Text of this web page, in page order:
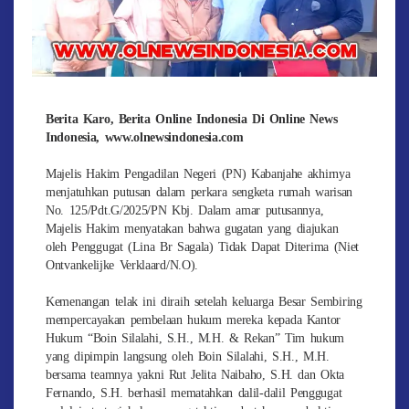
Berita Karo, Berita Online Indonesia Di Online News
Indonesia, www.olnewsindonesia.com
Majelis Hakim Pengadilan Negeri (PN) Kabanjahe akhirnya
menjatuhkan putusan dalam perkara sengketa rumah warisan
No. 125/Pdt.G/2025/PN Kbj. Dalam amar putusannya,
Majelis Hakim menyatakan bahwa gugatan yang diajukan
oleh Penggugat (Lina Br Sagala) Tidak Dapat Diterima (Niet
Ontvankelijke Verklaard/N.O).
Kemenangan telak ini diraih setelah keluarga Besar Sembiring
mempercayakan pembelaan hukum mereka kepada Kantor
Hukum “Boin Silalahi, S.H., M.H. & Rekan” Tim hukum
yang dipimpin langsung oleh Boin Silalahi, S.H., M.H.
bersama teamnya yakni Rut Jelita Naibaho, S.H. dan Okta
Fernando, S.H. berhasil mematahkan dalil-dalil Penggugat